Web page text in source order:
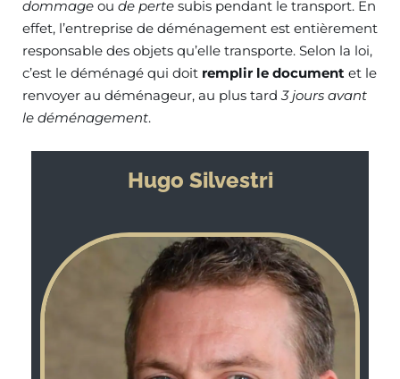
dommage ou de perte subis pendant le transport. En
effet, l’entreprise de déménagement est entièrement
responsable des objets qu’elle transporte. Selon la loi,
c’est le déménagé qui doit remplir le document et le
renvoyer au déménageur, au plus tard3 jours avant
le déménagement.
Hugo Silvestri